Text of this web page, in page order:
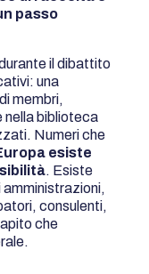
passo
il dibattito
una
membri,
nella biblioteca
Numeri che
esiste
. Esiste
consulenti,
che